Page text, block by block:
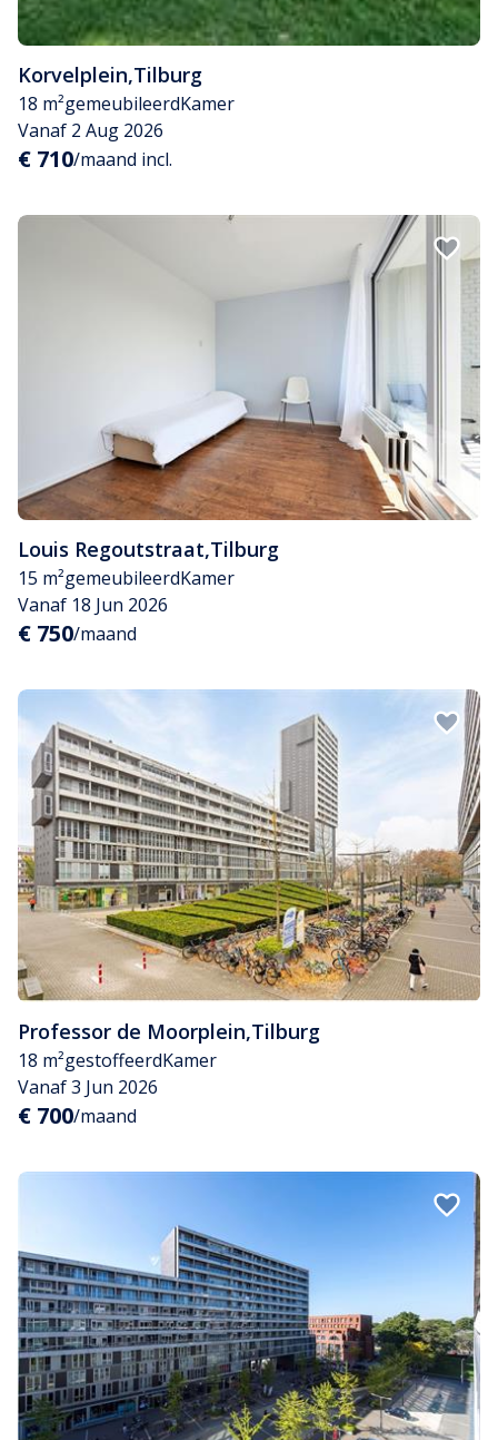
Korvelplein,Tilburg
18 m²gemeubileerdKamer
Vanaf 2 Aug 2026
€ 710/maand incl.
Louis Regoutstraat,Tilburg
15 m²gemeubileerdKamer
Vanaf 18 Jun 2026
€ 750/maand
Professor de Moorplein,Tilburg
18 m²gestoffeerdKamer
Vanaf 3 Jun 2026
€ 700/maand